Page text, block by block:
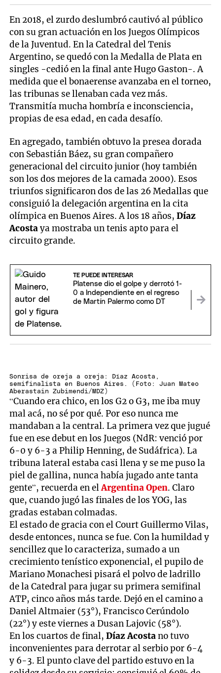
En 2018, el zurdo deslumbró cautivó al público
con su gran actuación en los Juegos Olímpicos
de la Juventud. En la Catedral del Tenis
Argentino, se quedó con la Medalla de Plata en
singles -cedió en la final ante Hugo Gaston-. A
medida que el bonaerense avanzaba en el torneo,
las tribunas se llenaban cada vez más.
Transmitía mucha hombría e inconsciencia,
propias de esa edad, en cada desafío.
En agregado, también obtuvo la presea dorada
con Sebastián Báez, su gran compañero
generacional del circuito junior (hoy también
son los dos mejores de la camada 2000). Esos
triunfos significaron dos de las 26 Medallas que
consiguió la delegación argentina en la cita
olímpica en Buenos Aires. A los 18 años,Díaz
Acostaya mostraba un tenis apto para el
circuito grande.
TE PUEDE INTERESAR
Platense dio el golpe y derrotó 1-
0 a Independiente en el regreso
de Martín Palermo como DT
Sonrisa de oreja a oreja: Díaz Acosta,
semifinalista en Buenos Aires. (Foto: Juan Mateo
Aberastain Zubimendi/MDZ)
“Cuando era chico, en los G2 o G3, me iba muy
mal acá, no sé por qué. Por eso nunca me
mandaban a la central. La primera vez que jugué
fue en ese debut en los Juegos (NdR: venció por
6-0 y 6-3 a Philip Henning, de Sudáfrica). La
tribuna lateral estaba casi llena y se me puso la
piel de gallina, nunca había jugado ante tanta
gente”, recuerda en elArgentina Open. Claro
que, cuando jugó las finales de los YOG, las
gradas estaban colmadas.
El estado de gracia con el Court Guillermo Vilas,
desde entonces, nunca se fue. Con la humildad y
sencillez que lo caracteriza, sumado a un
crecimiento tenístico exponencial, el pupilo de
Mariano Monachesi pisará el polvo de ladrillo
de la Catedral para jugar su primera semifinal
ATP, cinco años más tarde. Dejó en el camino a
Daniel Altmaier (53°), Francisco Cerúndolo
(22°) y este viernes a Dusan Lajovic (58°).
En los cuartos de final,Díaz Acostano tuvo
inconvenientes para derrotar al serbio por 6-4
y 6-3. El punto clave del partido estuvo en la